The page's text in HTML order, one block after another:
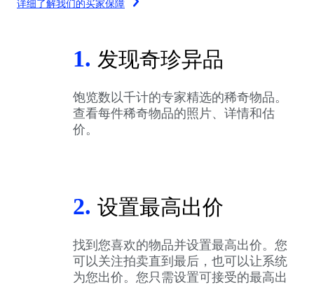
详细了解我们的买家保障
1. 发现奇珍异品
饱览数以千计的专家精选的稀奇物品。
查看每件稀奇物品的照片、详情和估
价。
2. 设置最高出价
找到您喜欢的物品并设置最高出价。您
可以关注拍卖直到最后，也可以让系统
为您出价。您只需设置可接受的最高出